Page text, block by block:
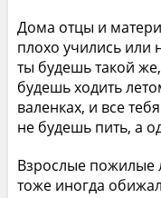
Дома отцы и
плохо учились или
ты будешь такой
будешь ходить
валенках, и все
не будешь пить, а
Взрослые пожилые
тоже иногда